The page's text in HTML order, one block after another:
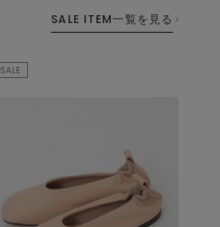
SALE ITEM一覧を見る
SALE